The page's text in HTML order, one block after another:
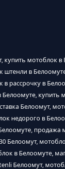
купить мотоблок
штенли в
рассрочку в
Белоомуте, купить
Белоомут,
недорого в
продажа
Белоомут,
в Белоомуте,
Белоомут,